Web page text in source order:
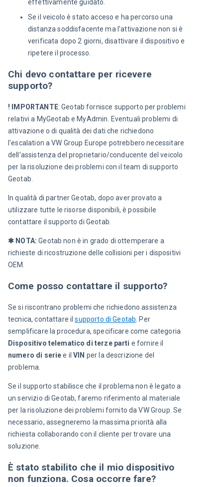
effettivamente guidato.
Se il veicolo è stato acceso e ha percorso una
distanza soddisfacente ma l'attivazione non si è
verificata dopo 2 giorni, disattivare il dispositivo e
ripetere il processo.
Chi devo contattare per ricevere
supporto?
! IMPORTANTE: Geotab fornisce supporto per problemi
relativi a MyGeotab e MyAdmin. Eventuali problemi di
attivazione o di qualità dei dati che richiedono
l'escalation a VW Group Europe potrebbero necessitare
dell'assistenza del proprietario/conducente del veicolo
per la risoluzione dei problemi con il team di supporto
Geotab.
In qualità di partner Geotab, dopo aver provato a
utilizzare tutte le risorse disponibili, è possibile
contattare il supporto di Geotab.
✱ NOTA: Geotab non è in grado di ottemperare a
richieste di ricostruzione delle collisioni per i dispositivi
OEM.
Come posso contattare il supporto?
Se si riscontrano problemi che richiedono assistenza
tecnica, contattare il supporto di Geotab . Per
semplificare la procedura, specificare come categoria
Dispositivo telematico di terze parti e fornire il
numero di serie e il VIN per la descrizione del
problema.
Se il supporto stabilisce che il problema non è legato a
un servizio di Geotab, faremo riferimento al materiale
per la risoluzione dei problemi fornito da VW Group. Se
necessario, assegneremo la massima priorità alla
richiesta collaborando con il cliente per trovare una
soluzione.
È stato stabilito che il mio dispositivo
non funziona. Cosa occorre fare?